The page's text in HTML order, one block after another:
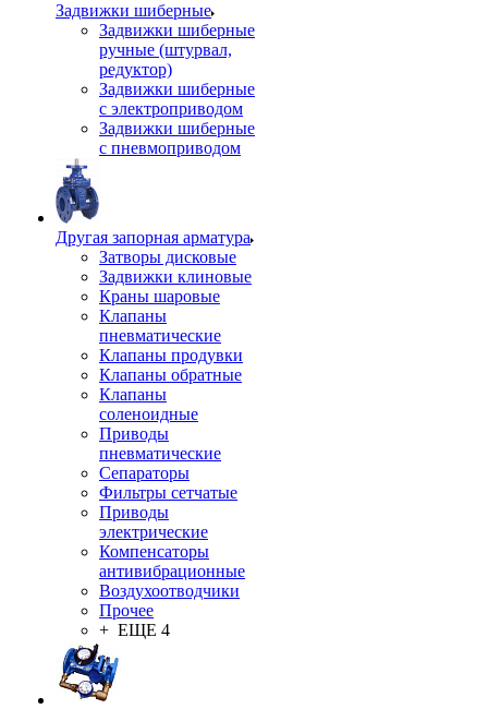
Задвижки шиберные
Задвижки шиберные
ручные (штурвал,
редуктор)
Задвижки шиберные
с электроприводом
Задвижки шиберные
с пневмоприводом
Другая запорная арматура
Затворы дисковые
Задвижки клиновые
Краны шаровые
Клапаны
пневматические
Клапаны продувки
Клапаны обратные
Клапаны
соленоидные
Приводы
пневматические
Сепараторы
Фильтры сетчатые
Приводы
электрические
Компенсаторы
антивибрационные
Воздухоотводчики
Прочее
+ ЕЩЕ 4